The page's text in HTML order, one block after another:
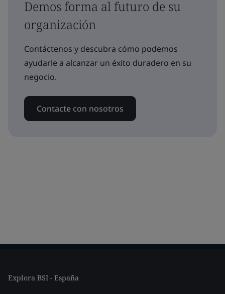
Demos forma al futuro de su
organización
Contáctenos y descubra cómo podemos
ayudarle a alcanzar un éxito duradero en su
negocio.
Contacte con nosotros
Explora BSI - España